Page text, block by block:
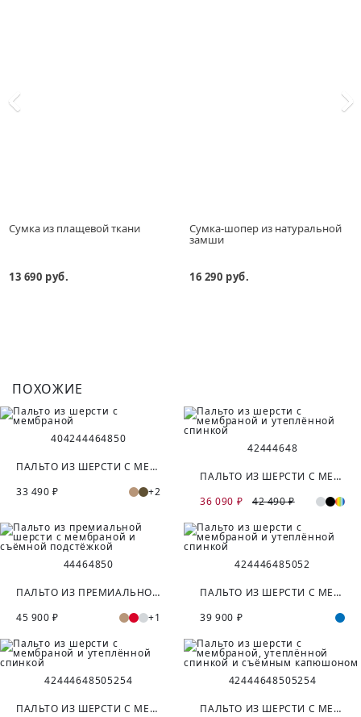
Сумка из плащевой ткани
13 690 руб.
Сумка-шопер из натуральной
замши
16 290 руб.
ПОХОЖИЕ
404244464850
ПАЛЬТО ИЗ ШЕРСТИ С МЕМБРАНОЙ
33 490 ₽
+2
42444648
ПАЛЬТО ИЗ ШЕРСТИ С МЕМБРАНОЙ И УТЕПЛЁННОЙ СПИНКОЙ
36 090 ₽
42 490 ₽
44464850
ПАЛЬТО ИЗ ПРЕМИАЛЬНОЙ ШЕРСТИ С МЕМБРАНОЙ И СЪЁМНОЙ ПОДСТЁЖКОЙ
45 900 ₽
+1
424446485052
ПАЛЬТО ИЗ ШЕРСТИ С МЕМБРАНОЙ И УТЕПЛЁННОЙ СПИНКОЙ
39 900 ₽
42444648505254
ПАЛЬТО ИЗ ШЕРСТИ С МЕМБРАНОЙ И УТЕПЛЁННОЙ СПИНКОЙ
42444648505254
ПАЛЬТО ИЗ ШЕРСТИ С МЕМБРАНОЙ, УТЕПЛЁННОЙ СПИНКОЙ И СЪЁМНЫМ КАПЮШОНОМ